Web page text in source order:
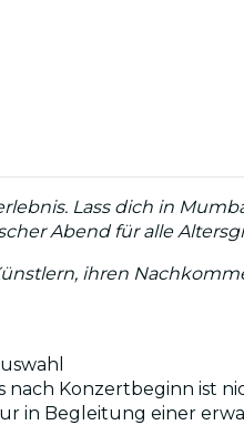
Lass dich in
Abend für alle
ihren
nach Konzertbeginn ist
in Begleitung einer